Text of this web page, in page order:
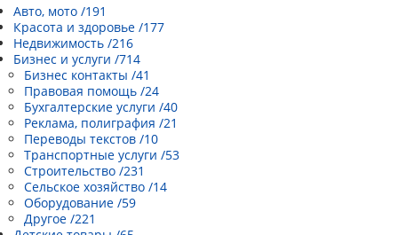
Каталог сайтов
| Регистрация |
Авто, мото /191
Красота и здоровье /177
Недвижимость /216
Бизнес и услуги /714
Бизнес контакты /41
Правовая помощь /24
Бухгалтерские услуги /40
Реклама, полиграфия /21
Переводы текстов /10
Транспортные услуги /53
Строительство /231
Сельское хозяйство /14
Оборудование /59
Другое /221